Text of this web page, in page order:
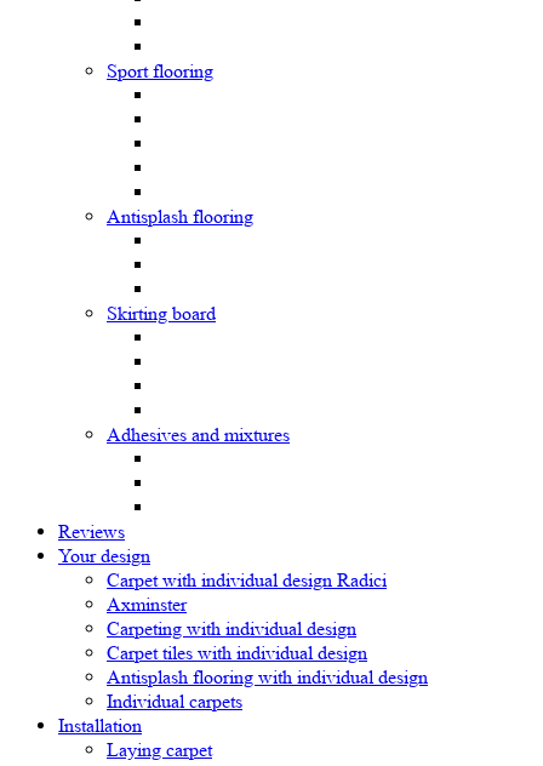
Sport flooring
Antisplash flooring
Skirting board
Adhesives and mixtures
Reviews
Your design
Carpet with individual design Radici
Axminster
Carpeting with individual design
Carpet tiles with individual design
Antisplash flooring with individual design
Individual carpets
Installation
Laying carpet